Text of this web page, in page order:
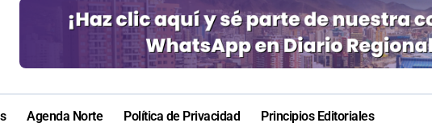
de 60 personas en San Pedro de Atacama
información”: Colegio de Periodistas cuestiona la “Ley Mordaza 2.0”
de 75 años gracias a la reforma aprobada el 2025
Agenda Norte Política de Privacidad Principios Editoriales